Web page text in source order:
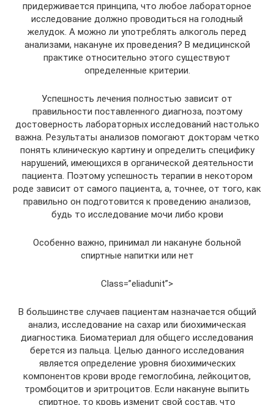
придерживается принципа, что любое лабораторное
исследование должно проводиться на голодный
желудок. А можно ли употреблять алкоголь перед
анализами, накануне их проведения? В медицинской
практике относительно этого существуют
определенные критерии.
Успешность лечения полностью зависит от
правильности поставленного диагноза, поэтому
достоверность лабораторных исследований настолько
важна. Результаты анализов помогают докторам четко
понять клиническую картину и определить специфику
нарушений, имеющихся в органической деятельности
пациента. Поэтому успешность терапии в некотором
роде зависит от самого пациента, а, точнее, от того, как
правильно он подготовится к проведению анализов,
будь то исследование мочи либо крови
Особенно важно, принимал ли накануне больной
спиртные напитки или нет
Class=”eliadunit”>
В большинстве случаев пациентам назначается общий
анализ, исследование на сахар или биохимическая
диагностика. Биоматериал для общего исследования
берется из пальца. Целью данного исследования
является определение уровня биохимических
компонентов крови вроде гемоглобина, лейкоцитов,
тромбоцитов и эритроцитов. Если накануне выпить
спиртное, то кровь изменит свой состав, что